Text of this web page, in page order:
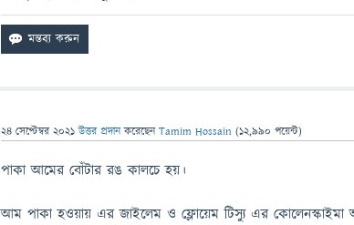
24 সেপ্টেম্বর 2021 উত্তর প্রদান করেছেনTamim Hossain (12,990 পয়েন্ট)
পাকা আমের বোঁটার রঙ কালচে হয়।
আম পাকা হওয়ায় এর জাইলেম ও ফ্লোয়েম টিস্যু এর কোলেনস্কাইমা